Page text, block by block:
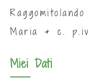
Maria & c.
Miei Dati